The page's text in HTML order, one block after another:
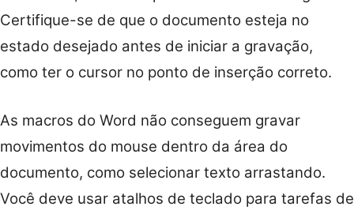
Certifique-se de que o documento esteja no
estado desejado antes de iniciar a gravação,
como ter o cursor no ponto de inserção correto.
As macros do Word não conseguem gravar
movimentos do mouse dentro da área do
documento, como selecionar texto arrastando.
Você deve usar atalhos de teclado para tarefas de